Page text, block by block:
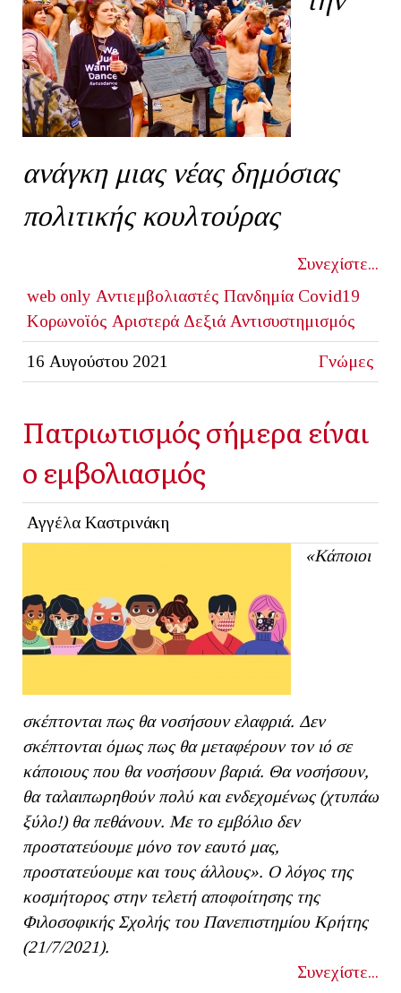
ανάγκη μιας νέας δημόσιας
πολιτικής κουλτούρας
Συνεχίστε...
web only Αντιεμβολιαστές Πανδημία Covid19
Κορωνοϊός Αριστερά Δεξιά Αντισυστημισμός
16 Αυγούστου 2021 Γνώμες
Πατριωτισμός σήμερα είναι
ο εμβολιασμός
Αγγέλα Καστρινάκη
«Κάποιοι
σκέπτονται πως θα νοσήσουν ελαφριά. Δεν
σκέπτονται όμως πως θα μεταφέρουν τον ιό σε
κάποιους που θα νοσήσουν βαριά. Θα νοσήσουν,
θα ταλαιπωρηθούν πολύ και ενδεχομένως (χτυπάω
ξύλο!) θα πεθάνουν. Με το εμβόλιο δεν
προστατεύουμε μόνο τον εαυτό μας,
προστατεύουμε και τους άλλους». Ο λόγος της
κοσμήτορος στην τελετή αποφοίτησης της
Φιλοσοφικής Σχολής του Πανεπιστημίου Κρήτης
(21/7/2021).
Συνεχίστε...